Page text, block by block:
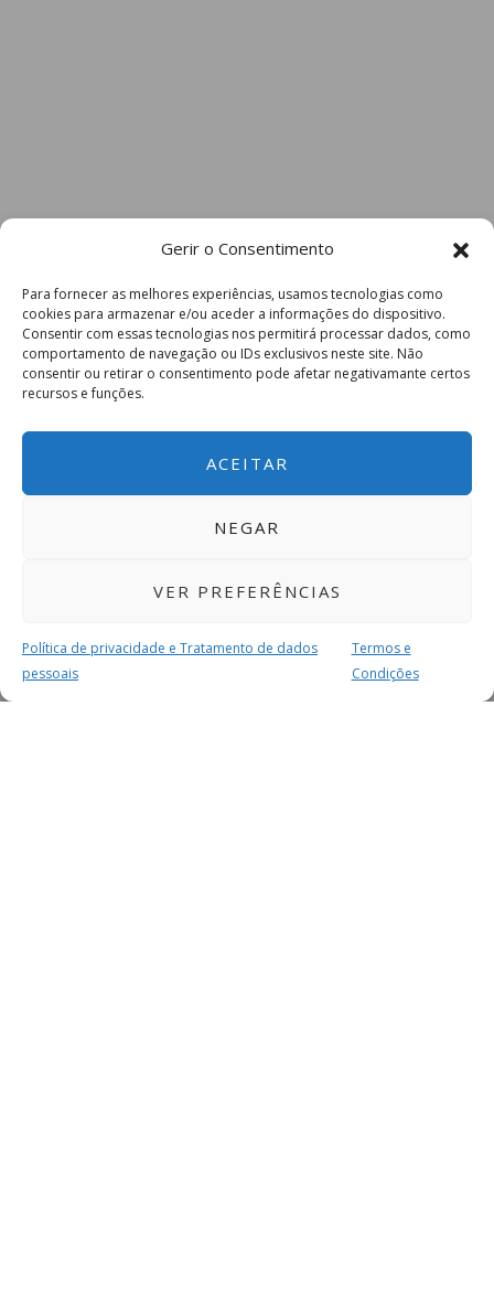
Gerir o Consentimento
Para fornecer as melhores experiências, usamos tecnologias como
cookies para armazenar e/ou aceder a informações do dispositivo.
Consentir com essas tecnologias nos permitirá processar dados, como
comportamento de navegação ou IDs exclusivos neste site. Não
consentir ou retirar o consentimento pode afetar negativamante certos
recursos e funções.
ACEITAR
NEGAR
VER PREFERÊNCIAS
Política de privacidade e Tratamento de dados
pessoais
Termos e
Condições